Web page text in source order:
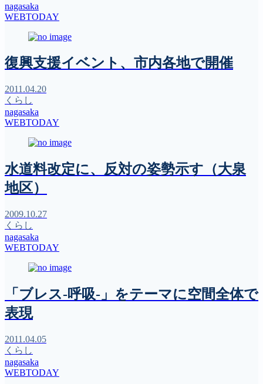
nagasaka
WEBTODAY
復興支援イベント、市内各地で開催
2011.04.20
くらし
nagasaka
WEBTODAY
水道料改定に、反対の姿勢示す（大泉
地区）
2009.10.27
くらし
nagasaka
WEBTODAY
「ブレス-呼吸-」をテーマに空間全体で
表現
2011.04.05
くらし
nagasaka
WEBTODAY